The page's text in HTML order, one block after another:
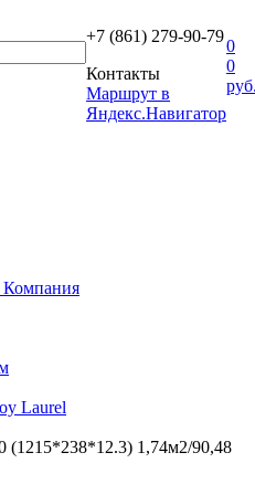
+7 (861) 279-90-79
Контакты
Маршрут в
Яндекс.Навигатор
0
0
Компания
Laurel
(1215*238*12.3) 1,74м2/90,48